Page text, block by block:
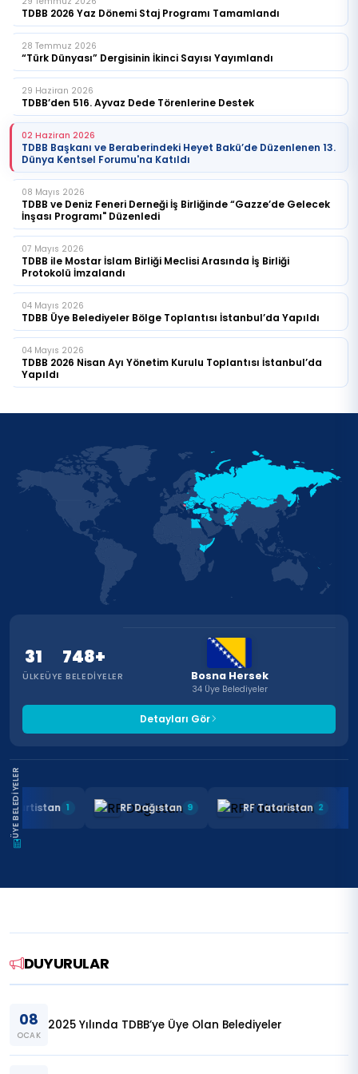
TDBB 2026 Yaz Dönemi Staj Programı Tamamlandı
28 Temmuz 2026
“Türk Dünyası” Dergisinin İkinci Sayısı Yayımlandı
29 Haziran 2026
TDBB’den 516. Ayvaz Dede Törenlerine Destek
02 Haziran 2026
TDBB Başkanı ve Beraberindeki Heyet Bakü’de Düzenlenen 13.
Dünya Kentsel Forumu'na Katıldı
08 Mayıs 2026
TDBB ve Deniz Feneri Derneği İş Birliğinde “Gazze’de Gelecek
İnşası Programı" Düzenledi
07 Mayıs 2026
TDBB ile Mostar İslam Birliği Meclisi Arasında İş Birliği
Protokolü İmzalandı
04 Mayıs 2026
TDBB Üye Belediyeler Bölge Toplantısı İstanbul’da Yapıldı
04 Mayıs 2026
TDBB 2026 Nisan Ayı Yönetim Kurulu Toplantısı İstanbul’da
Yapıldı
31
ÜLKE
748+
ÜYE BELEDIYELER Bosna Hersek
34 Üye Belediyeler
Detayları Gör
ÜYE BELEDIYELERBaşkurtistan RF Dağıstan RF Tataristan
DUYURULAR
08
OCAK
2025 Yılında TDBB’ye Üye Olan Belediyeler